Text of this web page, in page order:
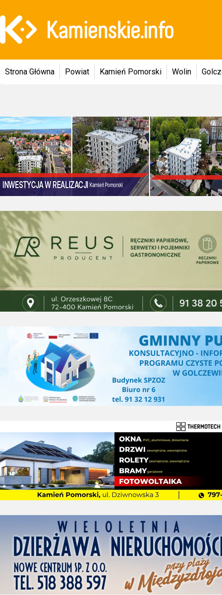
Strona Główna Powiat Kamień Pomorski Wolin